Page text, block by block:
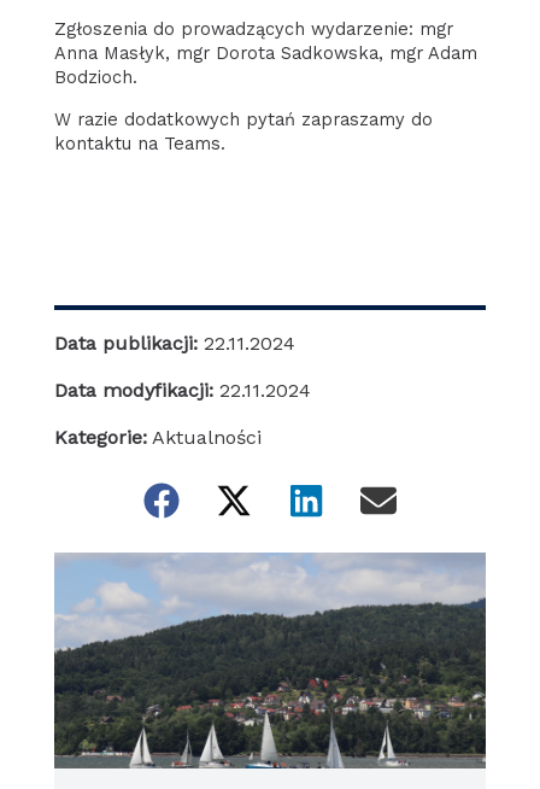
Zgłoszenia do prowadzących wydarzenie: mgr
Anna Masłyk, mgr Dorota Sadkowska, mgr Adam
Bodzioch.
W razie dodatkowych pytań zapraszamy do
kontaktu na Teams.
Data publikacji: 22.11.2024
Data modyfikacji: 22.11.2024
Kategorie: Aktualności